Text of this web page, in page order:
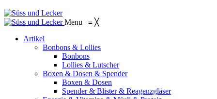
Menu ≡ ╳
Artikel
Bonbons & Lollies
Bonbons
Lollies & Lutscher
Boxen & Dosen & Spender
Boxen & Dosen
Spender & Blister & Reagenzgläser